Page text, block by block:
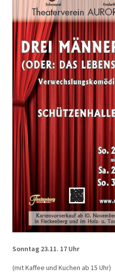
Sonntag 23.11. 17 Uhr
(mit Kaffee und Kuchen ab 15 Uhr)